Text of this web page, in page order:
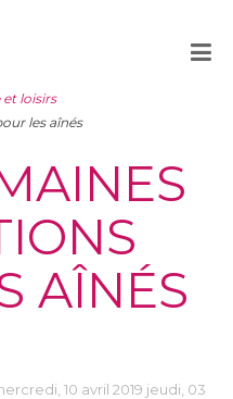
loisirs
les aînés
AÎNÉS
10 avril 2019 jeudi, 03